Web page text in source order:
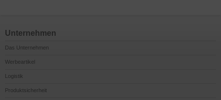
Unternehmen
Das Unternehmen
Werbeartikel
Logistik
Produktsicherheit